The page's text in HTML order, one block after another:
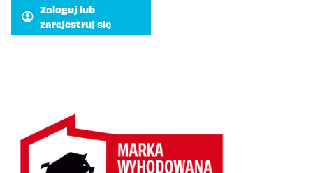
Zaloguj lub
zarejestruj się